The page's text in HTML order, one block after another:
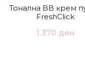
Тонална BB крем
FreshClick
1.370 ден